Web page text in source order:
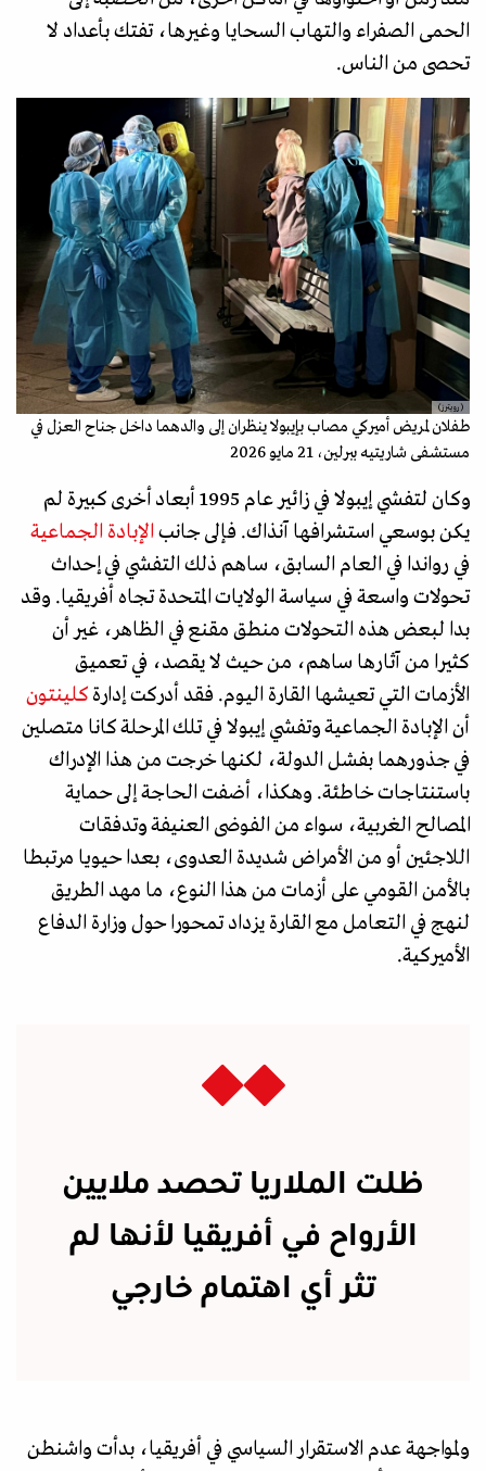
الحمى الصفراء والتهاب السحايا وغيرها، تفتك بأعداد لا
تحصى من الناس.
(رويترز)
طفلان لمريض أميركي مصاب بإيبولا ينظران إلى والدهما داخل جناح العزل في
مستشفى شاريتيه ببرلين، 21 مايو 2026
وكان لتفشي إيبولا في زائير عام 1995 أبعاد أخرى كبيرة لم
يكن بوسعي استشرافها آنذاك. فإلى جانب الإبادة الجماعية
في رواندا في العام السابق، ساهم ذلك التفشي في إحداث
تحولات واسعة في سياسة الولايات المتحدة تجاه أفريقيا. وقد
بدا لبعض هذه التحولات منطق مقنع في الظاهر، غير أن
كثيرا من آثارها ساهم، من حيث لا يقصد، في تعميق
الأزمات التي تعيشها القارة اليوم. فقد أدركت إدارة كلينتون
أن الإبادة الجماعية وتفشي إيبولا في تلك المرحلة كانا متصلين
في جذورهما بفشل الدولة، لكنها خرجت من هذا الإدراك
باستنتاجات خاطئة. وهكذا، أضفت الحاجة إلى حماية
المصالح الغربية، سواء من الفوضى العنيفة وتدفقات
اللاجئين أو من الأمراض شديدة العدوى، بعدا حيويا مرتبطا
بالأمن القومي على أزمات من هذا النوع، ما مهد الطريق
لنهج في التعامل مع القارة يزداد تمحورا حول وزارة الدفاع
الأميركية.
ظلت الملاريا تحصد ملايين
الأرواح في أفريقيا لأنها لم
تثر أي اهتمام خارجي
ولمواجهة عدم الاستقرار السياسي في أفريقيا، بدأت واشنطن